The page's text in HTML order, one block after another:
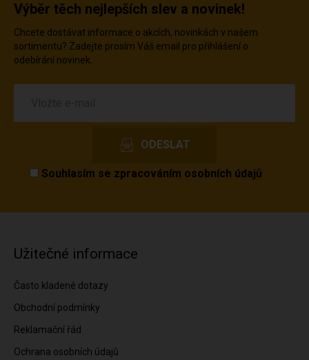
Výběr těch nejlepších slev a novinek!
Chcete dostávat informace o akcích, novinkách v našem
sortimentu? Zadejte prosím Váš email pro přihlášení o
odebírání novinek.
Souhlasím se zpracováním osobních údajů
Užitečné informace
Často kladené dotazy
Obchodní podmínky
Reklamační řád
Ochrana osobních údajů